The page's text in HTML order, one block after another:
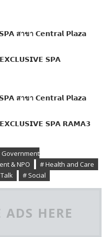
สาขา 𝗖𝗲𝗻𝘁𝗿𝗮𝗹 𝗣𝗹𝗮𝘇𝗮
𝗦𝗣𝗔
สาขา 𝗖𝗲𝗻𝘁𝗿𝗮𝗹 𝗣𝗹𝗮𝘇𝗮
𝗦𝗣𝗔 𝗥𝗔𝗠𝗔𝟯
Government
& NPO
# Health and Care
# Social
ADS HERE